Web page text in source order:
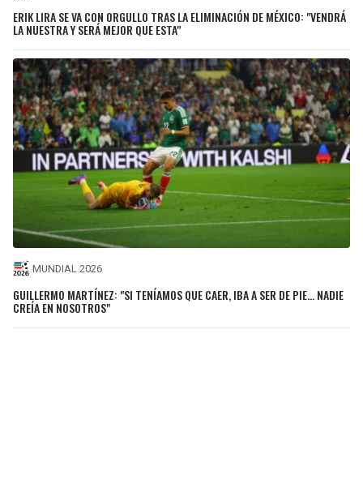
ERIK LIRA SE VA CON ORGULLO TRAS LA ELIMINACIÓN DE MÉXICO: "VENDRÁ
LA NUESTRA Y SERÁ MEJOR QUE ESTA"
MUNDIAL 2026
GUILLERMO MARTÍNEZ: "SI TENÍAMOS QUE CAER, IBA A SER DE PIE... NADIE
CREÍA EN NOSOTROS"